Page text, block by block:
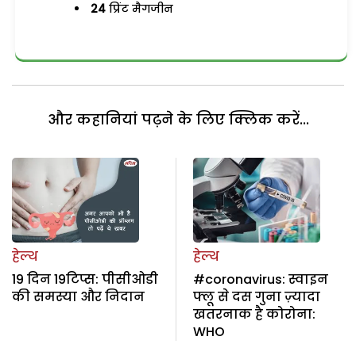
24 प्रिंट मैगजीन
और कहानियां पढ़ने के लिए क्लिक करें...
हेल्थ
19 दिन 19टिप्स: पीसीओडी
की समस्या और निदान
हेल्थ
#coronavirus: स्वाइन
फ्लू से दस गुना ज़्यादा
खतरनाक है कोरोना:
WHO